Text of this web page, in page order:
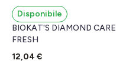
Disponibile
BIOKAT'S DIAMOND CARE
FRESH
12,04 €